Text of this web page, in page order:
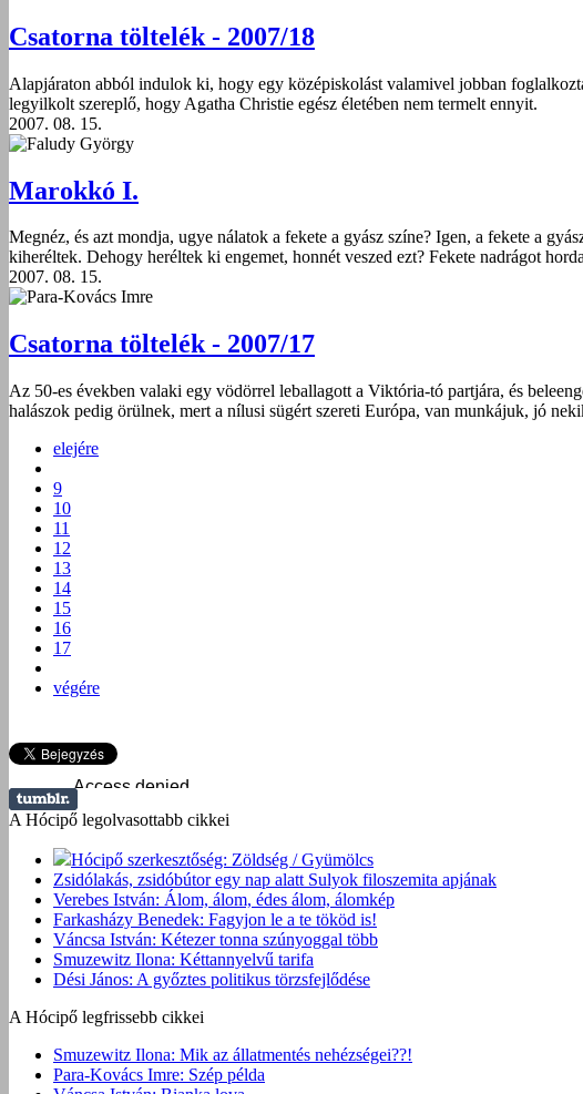
Csatorna töltelék - 2007/18
Alapjáraton abból indulok ki, hogy egy középiskolást valamivel jobban
legyilkolt szereplő, hogy Agatha Christie egész életében nem termelt ennyit.
2007. 08. 15.
Faludy György
Marokkó I.
Megnéz, és azt mondja, ugye nálatok a fekete a gyász színe? Igen, a fekete a
kiheréltek. Dehogy heréltek ki engemet, honnét veszed ezt? Fekete nadrágot
2007. 08. 15.
Para-Kovács Imre
Csatorna töltelék - 2007/17
Az 50-es években valaki egy vödörrel leballagott a Viktória-tó partjára, és
halászok pedig örülnek, mert a nílusi sügért szereti Európa, van munkájuk, jó
elejére
9
10
11
12
13
14
15
16
17
végére
A Hócipő legolvasottabb cikkei
Hócipő szerkesztőség: Zöldség / Gyümölcs
Zsidólakás, zsidóbútor egy nap alatt Sulyok filoszemita apjának
Verebes István: Álom, álom, édes álom, álomkép
Farkasházy Benedek: Fagyjon le a te tököd is!
Váncsa István: Kétezer tonna szúnyoggal több
Smuzewitz Ilona: Kéttannyelvű tarifa
Dési János: A győztes politikus törzsfejlődése
A Hócipő legfrissebb cikkei
Smuzewitz Ilona: Mik az állatmentés nehézségei??!
Para-Kovács Imre: Szép példa